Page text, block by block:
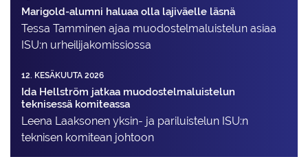
Marigold-alumni haluaa olla lajiväelle läsnä
Tessa Tamminen ajaa muodostelma­luistelun asiaa
ISU:n urheilija­komissiossa
12. KESÄKUUTA 2026
Ida Hellström jatkaa muodostelmaluistelun
teknisessä komiteassa
Leena Laaksonen yksin- ja pariluistelun ISU:n
teknisen komitean johtoon